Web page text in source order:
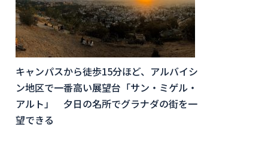
キャンパスから徒歩15分ほど、アルバイシ
ン地区で一番高い展望台「サン・ミゲル・
アルト」 夕日の名所でグラナダの街を一
望できる